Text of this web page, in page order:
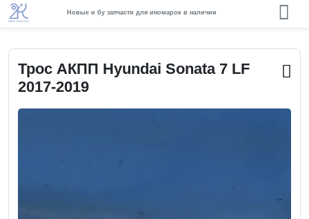
Новые и бу запчасти для иномарок в наличии
Трос АКПП Hyundai Sonata 7 LF
2017-2019